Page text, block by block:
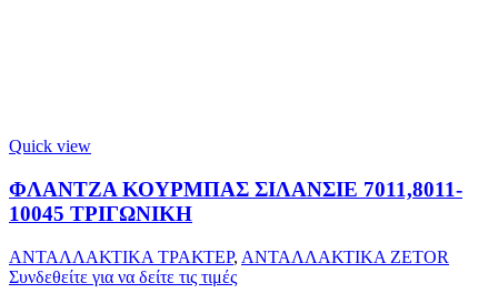
Quick view
ΦΛΑΝΤΖΑ ΚΟΥΡΜΠΑΣ ΣΙΛΑΝΣΙΕ 7011,8011-
10045 ΤΡΙΓΩΝΙΚΗ
ΑΝΤΑΛΛΑΚΤΙΚΑ ΤΡΑΚΤΕΡ, ΑΝΤΑΛΛΑΚΤΙΚΑ ZETOR
Συνδεθείτε για να δείτε τις τιμές